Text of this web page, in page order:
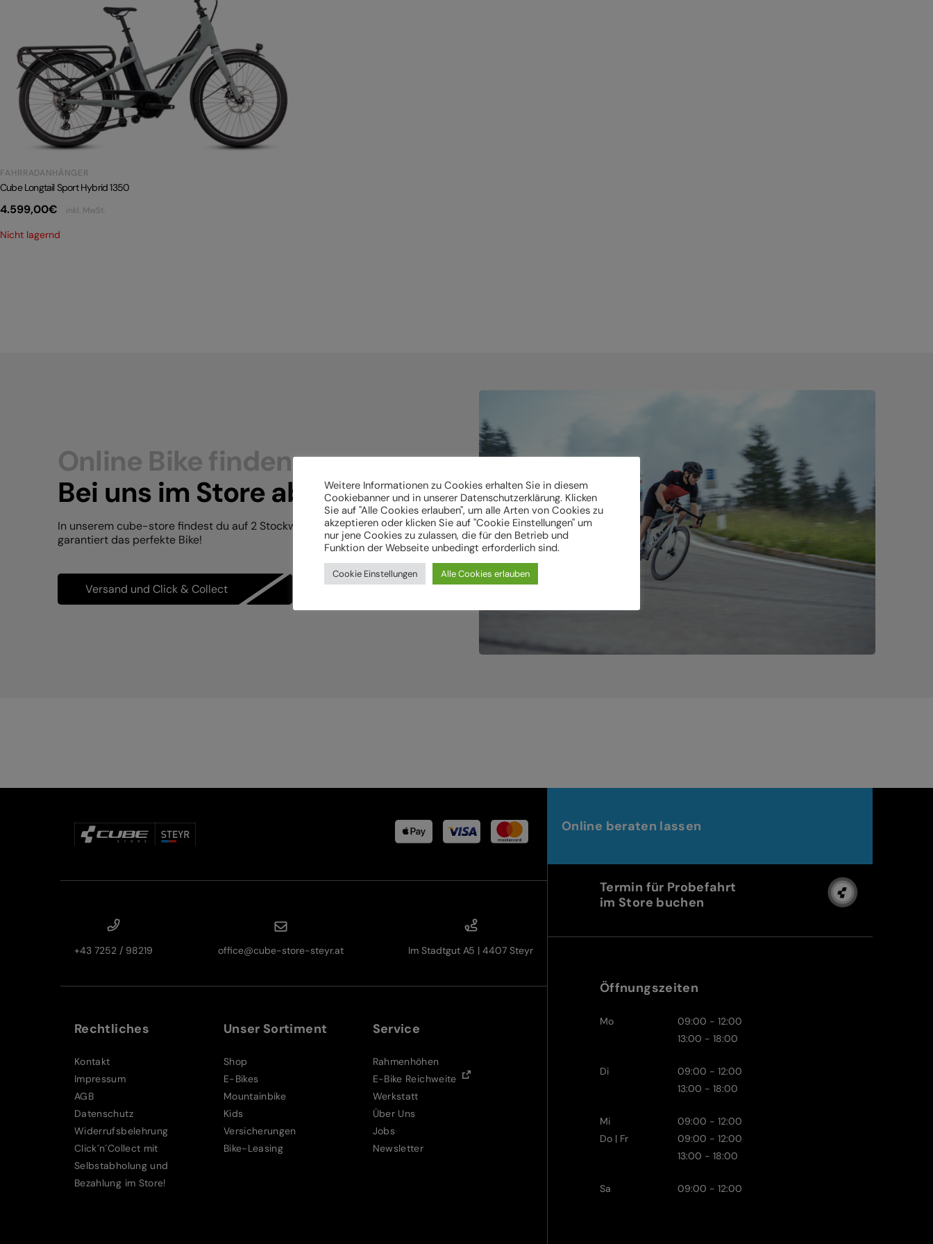
FAHRRADANHÄNGER
Cube Longtail Sport Hybrid 1350
4.599,00€ inkl. MwSt.
Nicht lagernd
Online Bike finden.
Bei uns im Store abholen.
In unserem cube-store findest du auf 2 Stockwerken
garantiert das perfekte Bike!
Versand und Click & Collect
+43 7252 / 98219 office@cube-store-steyr.at Im Stadtgut A5 | 4407 Steyr
Rechtliches
Kontakt
Impressum
AGB
Datenschutz
Widerrufsbelehrung
Click´n´Collect mit
Selbstabholung und
Bezahlung im Store!
Unser Sortiment
Shop
E-Bikes
Mountainbike
Kids
Versicherungen
Bike-Leasing
Service
Rahmenhöhen
E-Bike Reichweite
Werkstatt
Über Uns
Jobs
Newsletter
Online beraten lassen
Termin für Probefahrt
im Store buchen
Öffnungszeiten
Mo
09:00 - 12:00
13:00 - 18:00
Di
09:00 - 12:00
13:00 - 18:00
Mi
09:00 - 12:00
Do | Fr
09:00 - 12:00
13:00 - 18:00
Sa 09:00 - 12:00
Weitere Informationen zu Cookies erhalten Sie in diesem
Cookiebanner und in unserer Datenschutzerklärung. Klicken
Sie auf "Alle Cookies erlauben", um alle Arten von Cookies zu
akzeptieren oder klicken Sie auf "Cookie Einstellungen" um
nur jene Cookies zu zulassen, die für den Betrieb und
Funktion der Webseite unbedingt erforderlich sind.
Cookie Einstellungen Alle Cookies erlauben